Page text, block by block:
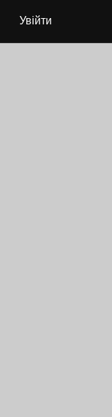
Увійти